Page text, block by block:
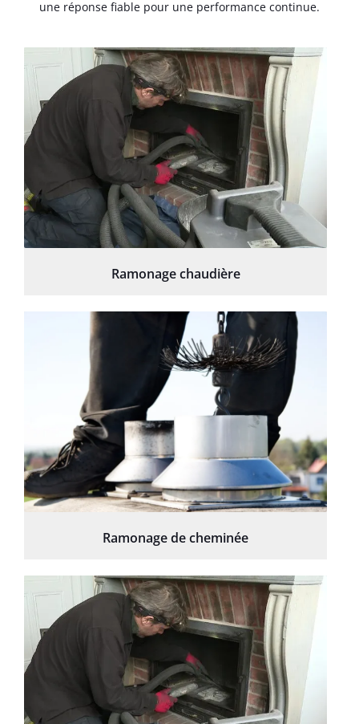
une réponse fiable pour une performance continue.
Ramonage chaudière
Ramonage de cheminée